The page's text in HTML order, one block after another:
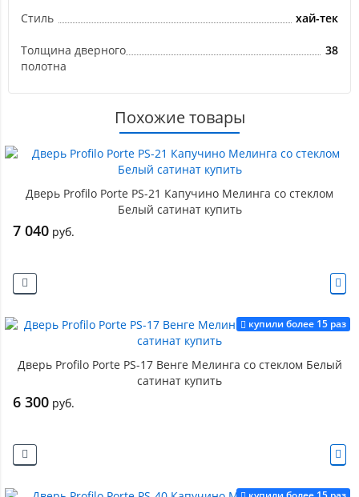
Стиль хай-тек
Толщина дверного
полотна
38
Похожие товары
Дверь Profilo Porte PS-21 Капучино Мелинга со стеклом
Белый сатинат купить
7 040 руб.
купили более 15 раз
Дверь Profilo Porte PS-17 Венге Мелинга со стеклом Белый
сатинат купить
6 300 руб.